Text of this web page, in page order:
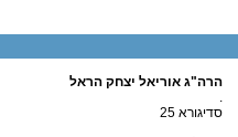
הרה"ג אוריאל יצחק הראל
.
סדיגורא 25